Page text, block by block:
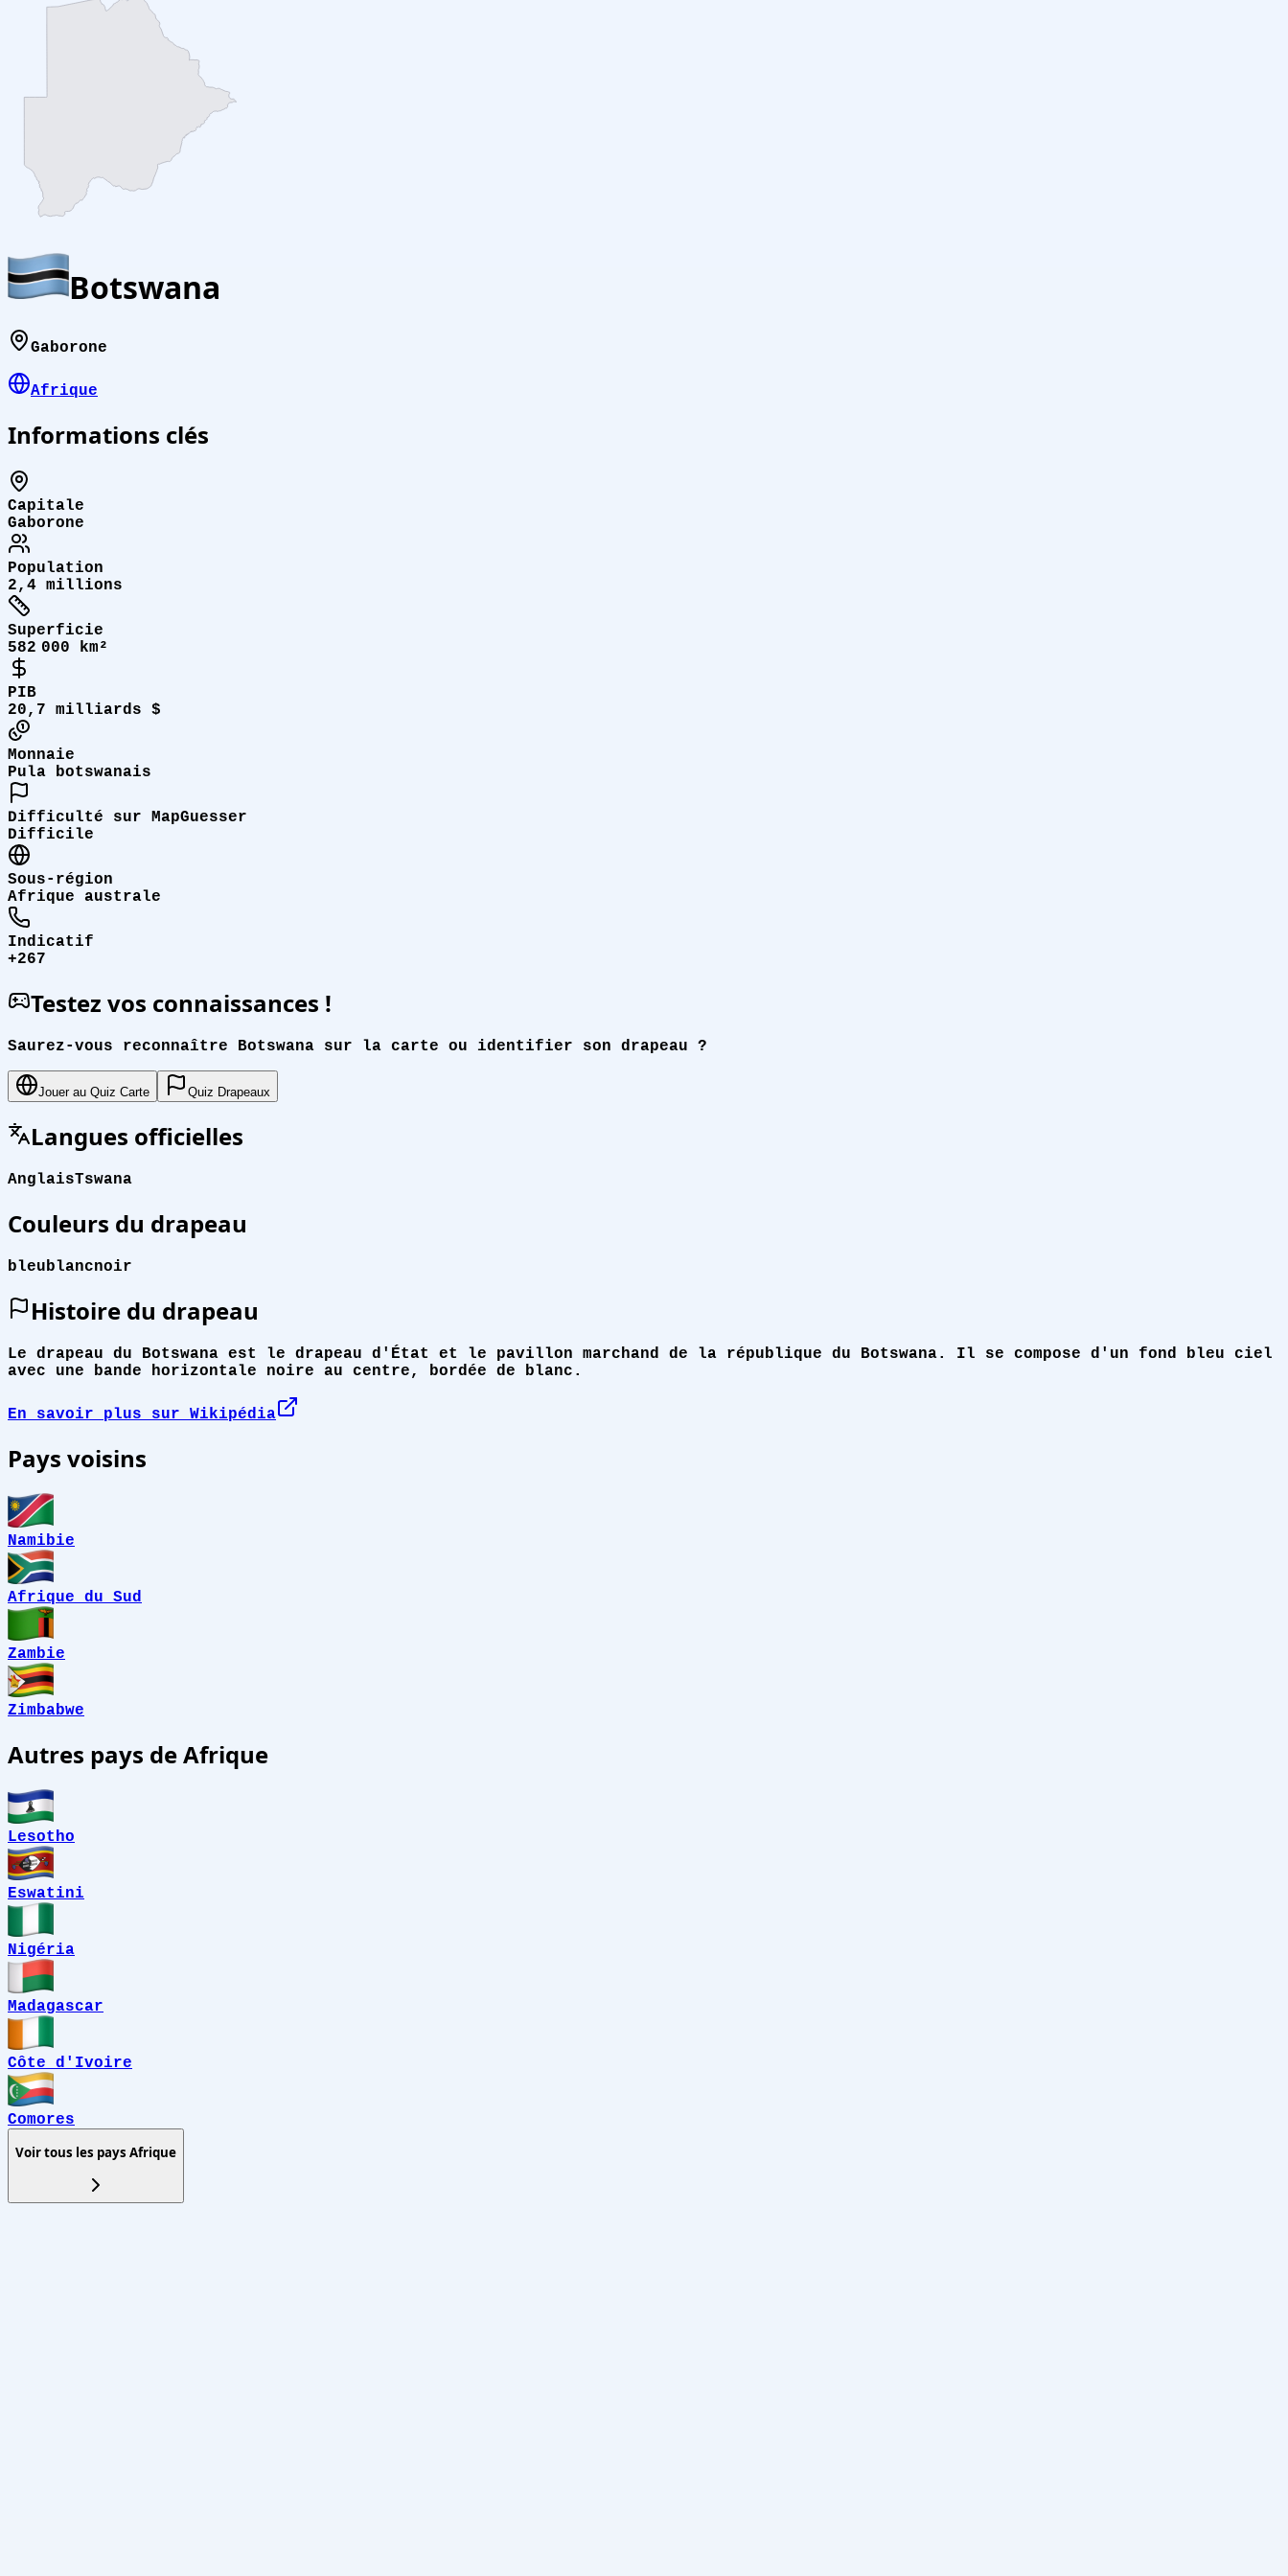
Botswana
Gaborone
Afrique
Informations clés
Capitale
Gaborone
Population
2,4 millions
Superficie
582 000 km²
PIB
20,7 milliards $
Monnaie
Pula botswanais
Difficulté sur MapGuesser
Difficile
Sous-région
Afrique australe
Indicatif
+267
Testez vos connaissances !
Saurez-vous reconnaître Botswana sur la carte ou identifier son drapeau ?
Jouer au Quiz Carte Quiz Drapeaux
Langues officielles
AnglaisTswana
Couleurs du drapeau
bleublancnoir
Histoire du drapeau
Le drapeau du Botswana est le drapeau d'État et le pavillon marchand de la république du Botswana. Il se compose d'un fond bleu ciel
avec une bande horizontale noire au centre, bordée de blanc.
En savoir plus sur Wikipédia
Pays voisins
Namibie
Afrique du Sud
Zambie
Zimbabwe
Autres pays de Afrique
Lesotho
Eswatini
Nigéria
Madagascar
Côte d'Ivoire
Comores
Voir tous les pays Afrique